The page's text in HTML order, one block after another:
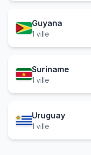
Guyana
1 ville
Suriname
1 ville
Uruguay
1 ville